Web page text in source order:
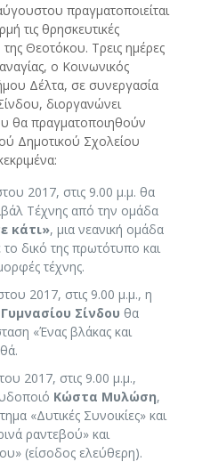
πραγματοποιείται
τις θρησκευτικές
Θεοτόκου. Τρεις ημέρες
ο Κοινωνικός
Δέλτα, σε συνεργασία
διοργανώνει
θα πραγματοποιηθούν
Δημοτικού Σχολείου
2017, στις 9.00 μ.μ. θα
Τέχνης από την ομάδα
κάτι», μια νεανική ομάδα
δικό της πρωτότυπο και
τέχνης.
2017, στις 9.00 μ.μ., η
Σίνδου θα
«Ένας βλάκας και
2017, στις 9.00 μ.μ.,
Κώστα Μυλώση,
«Δυτικές Συνοικίες» και
ραντεβού» και
(είσοδος ελεύθερη).